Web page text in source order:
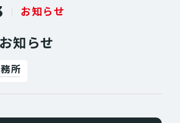
お知らせ
知らせ
所